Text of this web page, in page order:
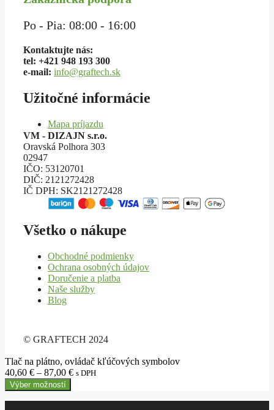
Po - Pia: 08:00 - 16:00
Kontaktujte nás:
tel: +421 948 193 300
e-mail: info@graftech.sk
Užitočné informácie
Mapa príjazdu
VM - DIZAJN s.r.o.
Oravská Polhora 303
02947
IČO: 53120701
DIČ: 2121272428
IČ DPH: SK2121272428
Všetko o nákupe
Obchodné podmienky
Ochrana osobných údajov
Doručenie a platba
Naše služby
Blog
© GRAFTECH 2024
Tlač na plátno, ovládač kľúčových symbolov
40,60 € – 87,00 €Price
s DPH
Výber možností